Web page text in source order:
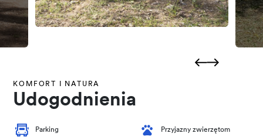
KOMFORT I NATURA
Udogodnienia
Parking Przyjazny zwierzętom